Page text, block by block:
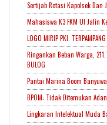
Sertijab Rotasi Kapolsek Dan
Mahasiswa K3 FKM UI Jalin
LOGO MIRIP PKI.
Ringankan Beban Warga,
BULOG
Pantai Marina Boom
BPOM: Tidak Ditemukan
Lingkaran Intelektual Muda